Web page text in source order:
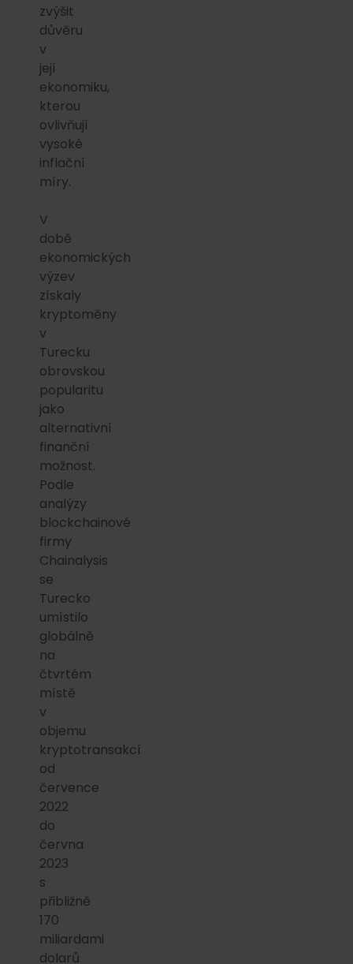
zvýšit
důvěru
v
její
ekonomiku,
kterou
ovlivňují
vysoké
inflační
míry.
V
době
ekonomických
výzev
získaly
kryptoměny
v
Turecku
obrovskou
popularitu
jako
alternativní
finanční
možnost.
Podle
analýzy
blockchainové
firmy
Chainalysis
se
Turecko
umístilo
globálně
na
čtvrtém
místě
v
objemu
kryptotransakcí
od
července
2022
do
června
2023
s
přibližně
170
miliardami
dolarů